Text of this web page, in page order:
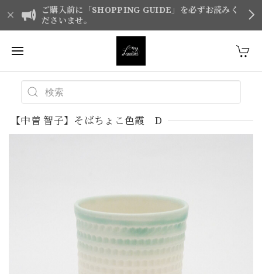
ご購入前に「SHOPPING GUIDE」を必ずお読みく
ださいませ。
【中曽 智子】そばちょこ色霞 D